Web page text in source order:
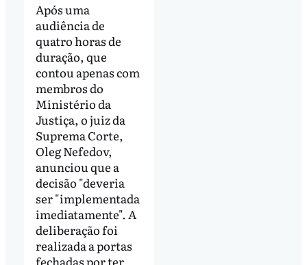
Após uma
audiência de
quatro horas de
duração, que
contou apenas com
membros do
Ministério da
Justiça, o juiz da
Suprema Corte,
Oleg Nefedov,
anunciou que a
decisão "deveria
ser "implementada
imediatamente". A
deliberação foi
realizada a portas
fechadas por ter